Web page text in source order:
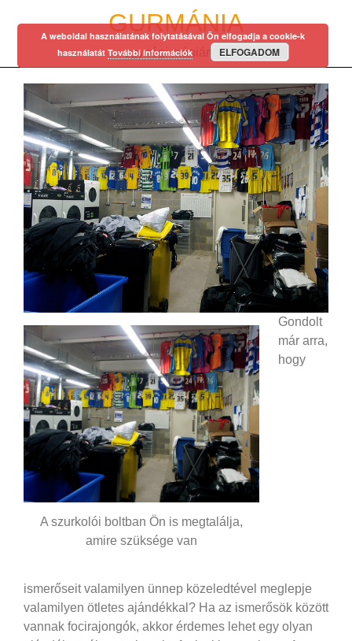
GURMÁNIA
egy régi mániám…
A szurkolói boltban Ön is megtalálja,
amire szüksége van
Gondolt
már arra,
hogy
ismerőseit valamilyen ünnep közeledtével meglepje
valamilyen ötletes ajándékkal? Ha az ismerősök között
vannak focirajongók, akkor érdemes lehet egy olyan
A weboldal használatának folytatásával Ön elfogadja a cookie-k
használatát További információk ELFOGADOM